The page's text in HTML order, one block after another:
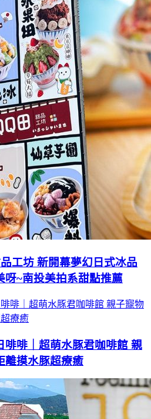
品工坊 新開幕夢幻日式冰品
呀~南投美拍系甜點推薦
啡啡｜超萌水豚君咖啡館 親
離摸水豚超療癒